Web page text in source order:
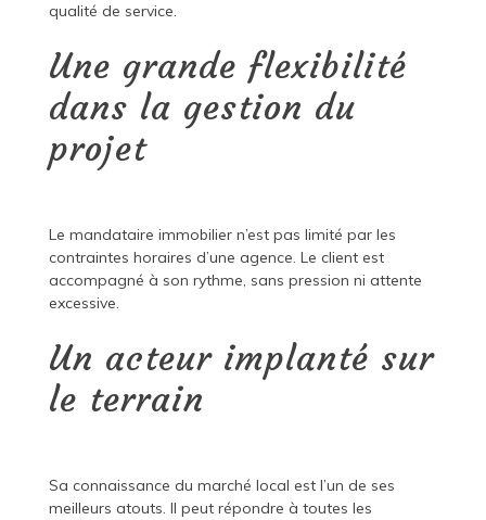
qualité de service.
Une grande flexibilité
dans la gestion du
projet
Le mandataire immobilier n’est pas limité par les
contraintes horaires d’une agence. Le client est
accompagné à son rythme, sans pression ni attente
excessive.
Un acteur implanté sur
le terrain
Sa connaissance du marché local est l’un de ses
meilleurs atouts. Il peut répondre à toutes les